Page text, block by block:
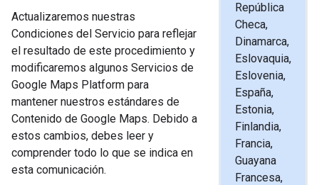
República
Checa,
Dinamarca,
Eslovaquia,
Eslovenia,
España,
Estonia,
Finlandia,
Francia,
Guayana
Francesa,
Actualizaremos nuestras
Condiciones del Servicio para reflejar
el resultado de este procedimiento y
modificaremos algunos Servicios de
Google Maps Platform para
mantener nuestros estándares de
Contenido de Google Maps. Debido a
estos cambios, debes leer y
comprender todo lo que se indica en
esta comunicación.